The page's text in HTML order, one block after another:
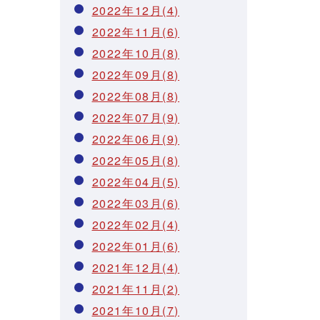
2022年12月(4)
2022年11月(6)
2022年10月(8)
2022年09月(8)
2022年08月(8)
2022年07月(9)
2022年06月(9)
2022年05月(8)
2022年04月(5)
2022年03月(6)
2022年02月(4)
2022年01月(6)
2021年12月(4)
2021年11月(2)
2021年10月(7)